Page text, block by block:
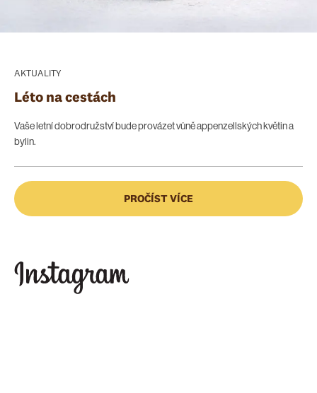
AKTUALITY
Léto na cestách
Vaše letní dobrodružství bude provázet vůně appenzellských květin a
bylin.
PROČÍST VÍCE